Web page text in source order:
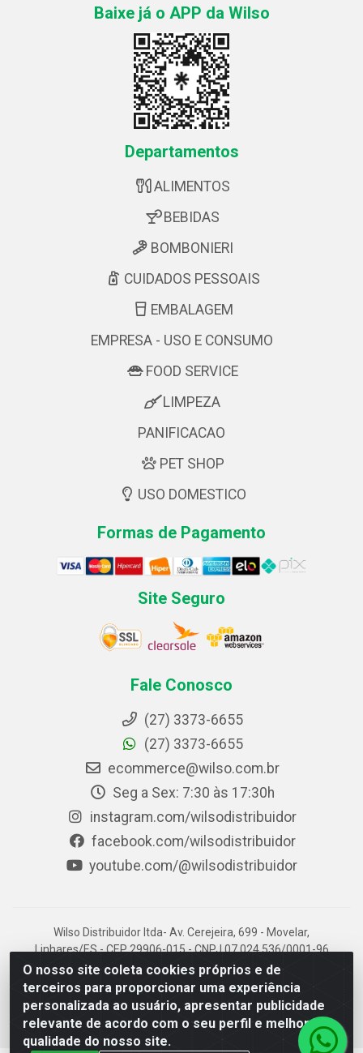
O nosso site coleta cookies próprios e de
terceiros para proporcionar uma experiência
personalizada ao usuário, apresentar publicidade
relevante de acordo com o seu perfil e melhorar a
qualidade do nosso site.
Baixe já o APP da Wilso
Departamentos
ALIMENTOS
BEBIDAS
BOMBONIERI
CUIDADOS PESSOAIS
EMBALAGEM
EMPRESA - USO E CONSUMO
FOOD SERVICE
LIMPEZA
PANIFICACAO
PET SHOP
USO DOMESTICO
Formas de Pagamento
Site Seguro
Fale Conosco
(27) 3373-6655
(27) 3373-6655
ecommerce@wilso.com.br
Seg a Sex: 7:30 às 17:30h
instagram.com/wilsodistribuidor
facebook.com/wilsodistribuidor
youtube.com/@wilsodistribuidor
Wilso Distribuidor ltda- Av. Cerejeira, 699 - Movelar,
Linhares/ES - CEP 29906-015 - CNPJ 07.024.536/0001-96